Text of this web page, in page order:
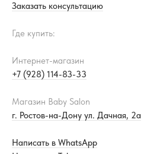
Заказать консультацию
Где купить:
Интернет-магазин
+7 (928) 114-83-33
Магазин Baby Salon
г. Ростов-на-Дону ул. Дачная, 2а
Написать в WhatsApp